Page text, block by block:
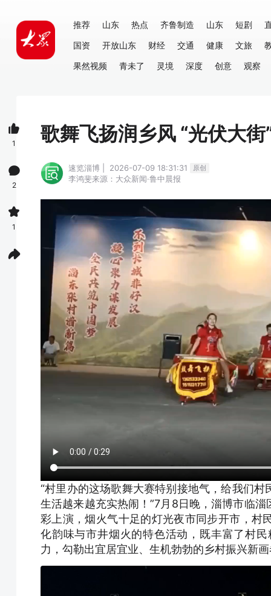
推荐 山东 热点 齐鲁制造 山东 短剧
国资
开放山东 财经 交通 健康 文旅
果然视频
青未了 灵境 深度 创意 观察
歌舞飞扬润乡风 “光伏大
速览淄博 | 2026-07-09 18:31:31 原创
李鸿斐来源：大众新闻·鲁中晨报
“村里办的这场歌舞大赛特别接地气，给我们
生活越来越充实热闹！”7月8日晚，淄博市临
彩上演，烟火气十足的灯光夜市同步开市，村
化韵味与市井烟火的特色活动，既丰富了村
力，勾勒出宜居宜业、生机勃勃的乡村振兴新
1
2
1